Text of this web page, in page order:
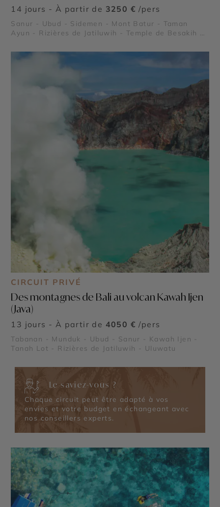
14 jours - À partir de 3250 € /pers
Sanur - Ubud - Sidemen - Mont Batur - Taman
Ayun - Rizières de Jatiluwih - Temple de Besakih -
CIRCUIT PRIVÉ
Des montagnes de Bali au volcan Kawah Ijen
(Java)
13 jours - À partir de 4050 € /pers
Tabanan - Munduk - Ubud - Sanur - Kawah Ijen -
Tanah Lot - Rizières de Jatiluwih - Uluwatu
Le saviez-vous ?
Chaque circuit peut être adapté à vos
envies et votre budget en échangeant avec
nos conseillers experts.